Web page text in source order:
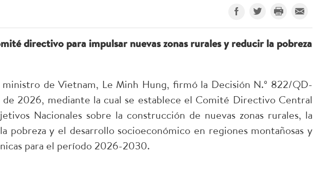
directivo para impulsar nuevas zonas rurales y reducir la pobreza
de Vietnam, Le Minh Hung, firmó la Decisión N.º 822/QD-
de 2026, mediante la cual se establece el Comité Directivo Central
Nacionales sobre la construcción de nuevas zonas rurales, la
pobreza y el desarrollo socioeconómico en regiones montañosas y
para el período 2026-2030.